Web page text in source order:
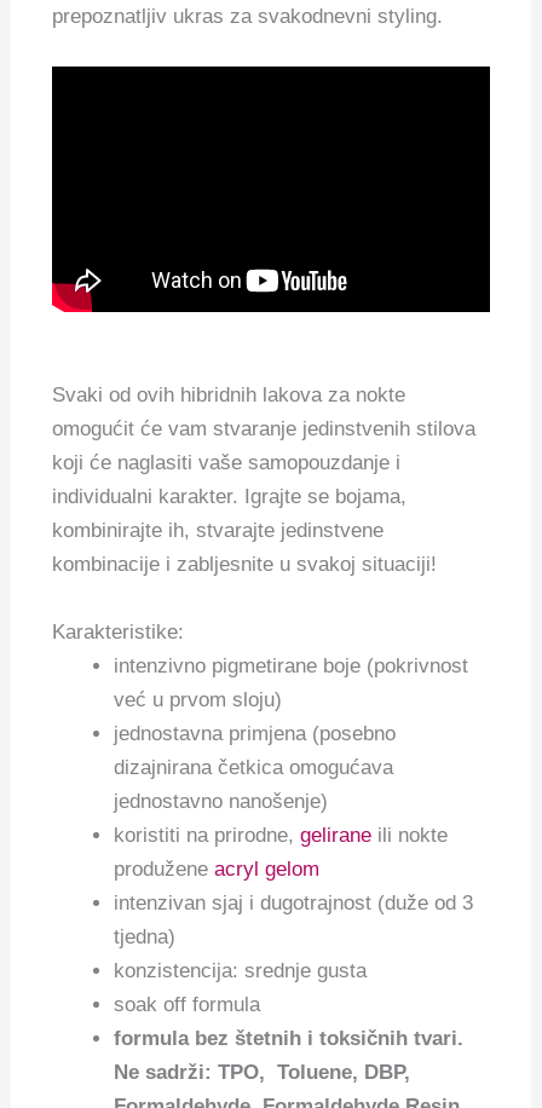
prepoznatljiv ukras za svakodnevni styling.
Svaki od ovih hibridnih lakova za nokte
omogućit će vam stvaranje jedinstvenih stilova
koji će naglasiti vaše samopouzdanje i
individualni karakter. Igrajte se bojama,
kombinirajte ih, stvarajte jedinstvene
kombinacije i zabljesnite u svakoj situaciji!
Karakteristike:
intenzivno pigmetirane boje (pokrivnost
već u prvom sloju)
jednostavna primjena (posebno
dizajnirana četkica omogućava
jednostavno nanošenje)
koristiti na prirodne,gelirane ili nokte
produženeacryl gelom
intenzivan sjaj i dugotrajnost (duže od 3
tjedna)
konzistencija: srednje gusta
soak off formula
formula bez štetnih i toksičnih tvari.
Ne sadrži: TPO, Toluene, DBP,